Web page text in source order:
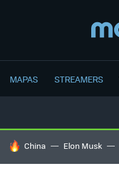
MAPAS STREAMERS
HOY SE HABLA DE
China Elon Musk